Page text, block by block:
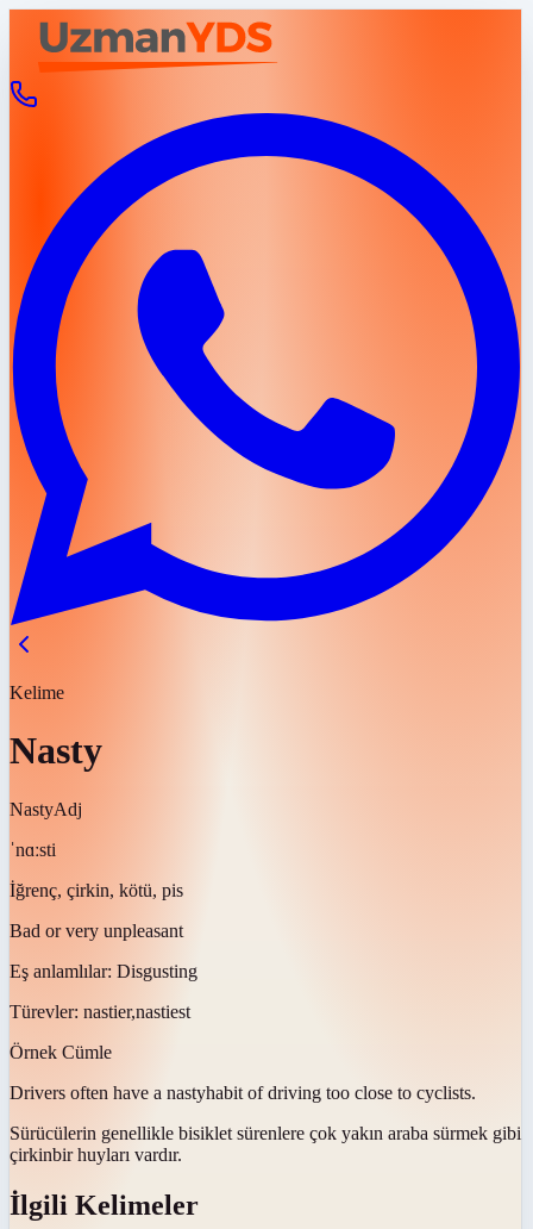
Kelime
Nasty
NastyAdj
ˈnɑːsti
İğrenç, çirkin, kötü, pis
Bad or very unpleasant
Eş anlamlılar: Disgusting
Türevler: nastier,nastiest
Örnek Cümle
Drivers often have a nastyhabit of driving too close to cyclists.
Sürücülerin genellikle bisiklet sürenlere çok yakın araba sürmek gibi
çirkinbir huyları vardır.
İlgili Kelimeler